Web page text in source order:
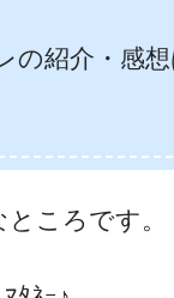
の紹介・感
ころです。